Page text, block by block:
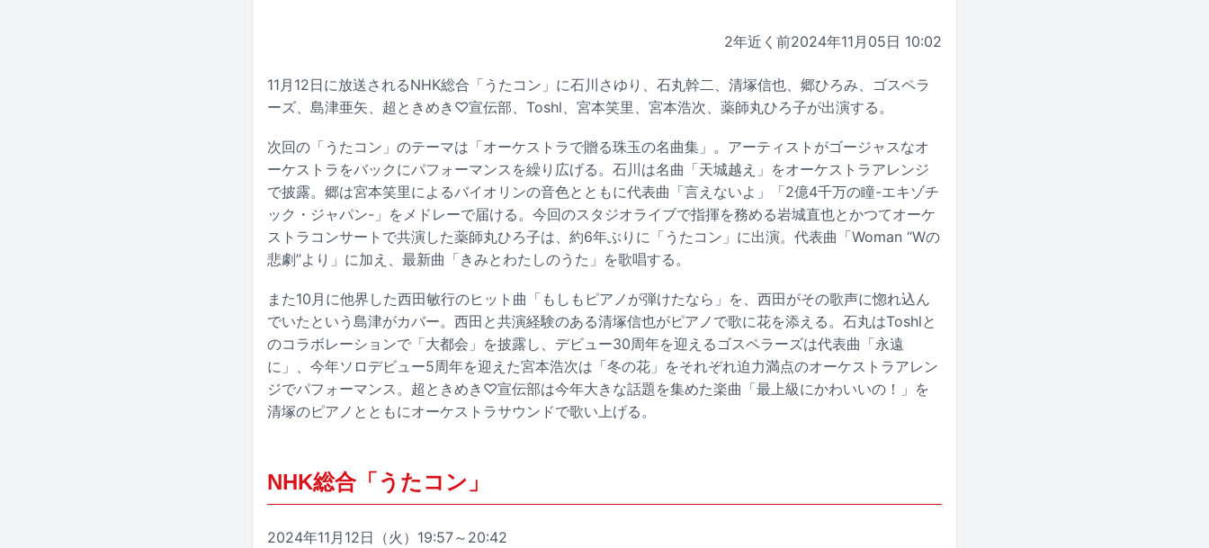
2年近く前2024年11月05日 10:02
11月12日に放送されるNHK総合「うたコン」に石川さゆり、石丸幹二、清塚信也、郷ひろみ、ゴスペラ
ーズ、島津亜矢、超ときめき♡宣伝部、Toshl、宮本笑里、宮本浩次、薬師丸ひろ子が出演する。
次回の「うたコン」のテーマは「オーケストラで贈る珠玉の名曲集」。アーティストがゴージャスなオ
ーケストラをバックにパフォーマンスを繰り広げる。石川は名曲「天城越え」をオーケストラアレンジ
で披露。郷は宮本笑里によるバイオリンの音色とともに代表曲「言えないよ」「2億4千万の瞳-エキゾチ
ック・ジャパン-」をメドレーで届ける。今回のスタジオライブで指揮を務める岩城直也とかつてオーケ
ストラコンサートで共演した薬師丸ひろ子は、約6年ぶりに「うたコン」に出演。代表曲「Woman “Wの
悲劇”より」に加え、最新曲「きみとわたしのうた」を歌唱する。
また10月に他界した西田敏行のヒット曲「もしもピアノが弾けたなら」を、西田がその歌声に惚れ込ん
でいたという島津がカバー。西田と共演経験のある清塚信也がピアノで歌に花を添える。石丸はToshlと
のコラボレーションで「大都会」を披露し、デビュー30周年を迎えるゴスペラーズは代表曲「永遠
に」、今年ソロデビュー5周年を迎えた宮本浩次は「冬の花」をそれぞれ迫力満点のオーケストラアレン
ジでパフォーマンス。超ときめき♡宣伝部は今年大きな話題を集めた楽曲「最上級にかわいいの！」を
清塚のピアノとともにオーケストラサウンドで歌い上げる。
NHK総合「うたコン」
2024年11月12日（火）19:57～20:42